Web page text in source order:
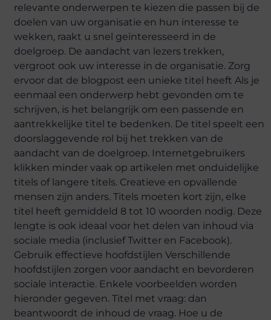
relevante onderwerpen te kiezen die passen bij de
doelen van uw organisatie en hun interesse te
wekken, raakt u snel geïnteresseerd in de
doelgroep. De aandacht van lezers trekken,
vergroot ook uw interesse in de organisatie. Zorg
ervoor dat de blogpost een unieke titel heeft Als je
eenmaal een onderwerp hebt gevonden om te
schrijven, is het belangrijk om een passende en
aantrekkelijke titel te bedenken. De titel speelt een
doorslaggevende rol bij het trekken van de
aandacht van de doelgroep. Internetgebruikers
klikken minder vaak op artikelen met onduidelijke
titels of langere titels. Creatieve en opvallende
mensen zijn anders. Titels moeten kort zijn, elke
titel heeft gemiddeld 8 tot 10 woorden nodig. Deze
lengte is ook ideaal voor het delen van inhoud via
sociale media (inclusief Twitter en Facebook).
Gebruik effectieve hoofdstijlen Verschillende
hoofdstijlen zorgen voor aandacht en bevorderen
sociale interactie. Enkele voorbeelden worden
hieronder gegeven. Titel met vraag: dan
beantwoordt de inhoud de vraag. Hoe u de